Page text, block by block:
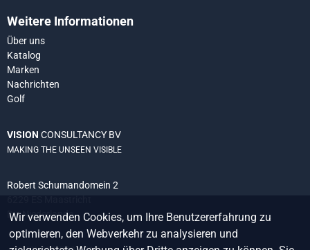
Weitere Informationen
Über uns
Katalog
Marken
Nachrichten
Golf
VISION CONSULTANCY BV
MAKING THE UNSEEN VISIBLE
Robert Schumandomein 2
Die Niederlande
Wir verwenden Cookies, um Ihre Benutzererfahrung zu
optimieren, den Webverkehr zu analysieren und